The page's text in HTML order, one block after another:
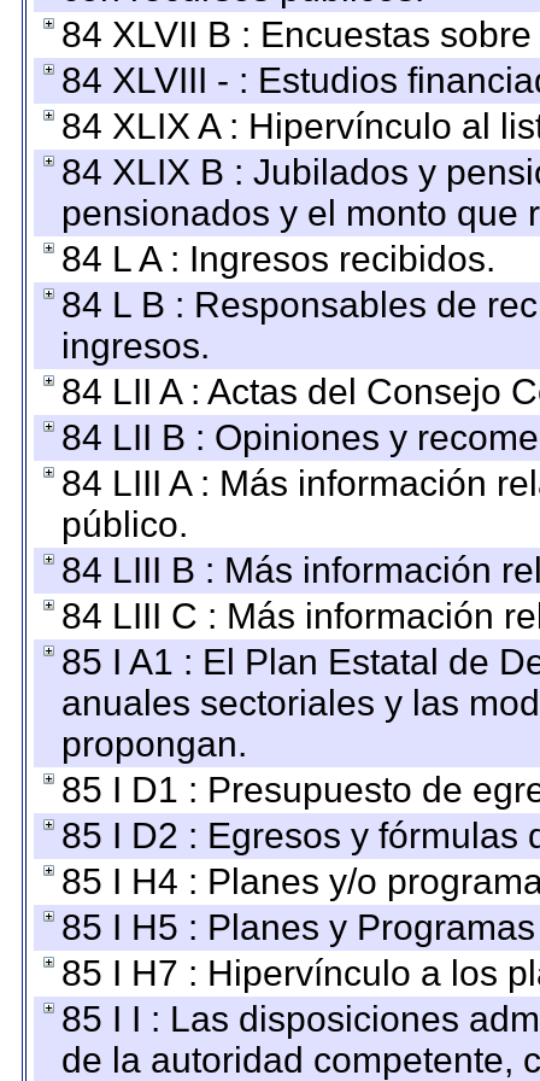
84 XLVII B : Encuestas
84 XLVIII - : Estudios
84 XLIX A : Hipervínculo al
84 XLIX B : Jubilados y
pensionados y el monto que
84 L A : Ingresos recibidos.
84 L B : Responsables de
ingresos.
84 LII A : Actas del Consejo
84 LII B : Opiniones y
84 LIII A : Más información
público.
84 LIII B : Más información
84 LIII C : Más información
85 I A1 : El Plan Estatal de
anuales sectoriales y las
propongan.
85 I D1 : Presupuesto de
85 I D2 : Egresos y fórmulas
85 I H4 : Planes y/o
85 I H5 : Planes y
85 I H7 : Hipervínculo a los
85 I I : Las disposiciones
de la autoridad competente,